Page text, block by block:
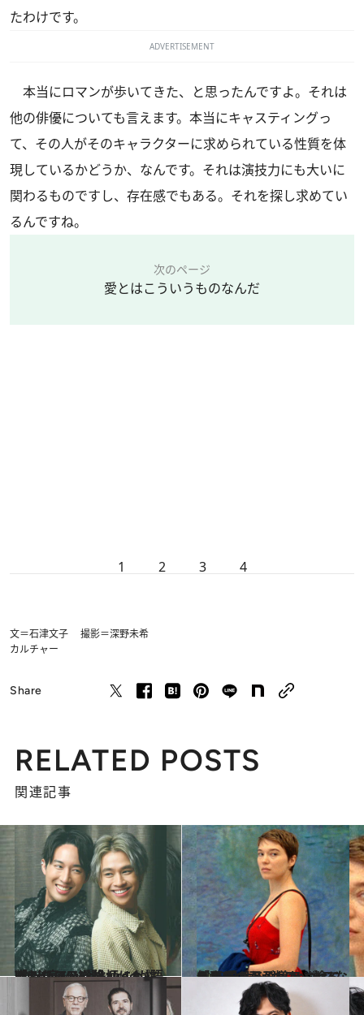
たわけです。
ADVERTISEMENT
本当にロマンが歩いてきた、と思ったんですよ。それは
他の俳優についても言えます。本当にキャスティングっ
て、その人がそのキャラクターに求められている性質を体
現しているかどうか、なんです。それは演技力にも大いに
関わるものですし、存在感でもある。それを探し求めてい
るんですね。
次のページ
愛とはこういうものなんだ
1 2 3 4
文＝石津文子 撮影＝深野未希
カルチャー
Share
RELATED POSTS
関連記事
2023.6.5
「シリアスな役柄にも挑戦したい」『Make A Wish』Fluke＆Judoが語る“出家”の経験
カルチャー 2023.5.5
「白馬の王子様か、捨てられるのか」 メルヴィル・プポーがレア・セドゥに 見せる“サスペンスな側面”
カルチャー